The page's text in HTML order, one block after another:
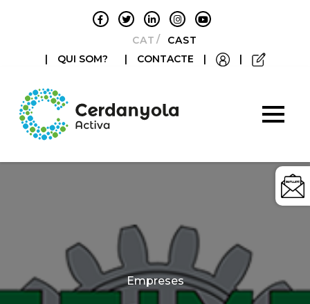
CATALÀCASTELLANO
|
QUI SOM? | CONTACTE | |
Categories
Empreses